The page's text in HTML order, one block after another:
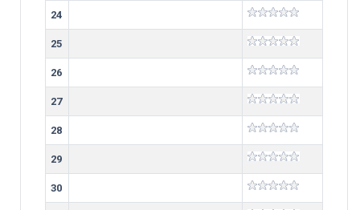
24
25
26
27
28
29
30